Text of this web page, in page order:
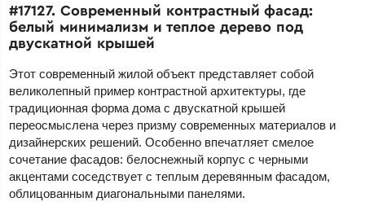
#17127. Современный контрастный фасад:
белый минимализм и теплое дерево под
двускатной крышей
Этот современный жилой объект представляет собой
великолепный пример контрастной архитектуры, где
традиционная форма дома с двускатной крышей
переосмыслена через призму современных материалов и
дизайнерских решений. Особенно впечатляет смелое
сочетание фасадов: белоснежный корпус с черными
акцентами соседствует с теплым деревянным фасадом,
облицованным диагональными панелями.